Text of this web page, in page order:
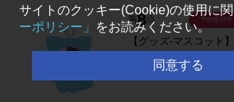
第8位
【グッズ-マスコット
アカデミア』 ちみけ
￥2,200
予約受付中
サイトのクッキー(Cookie)の使用に関
ーポリシー」
をお読みください。
同意する